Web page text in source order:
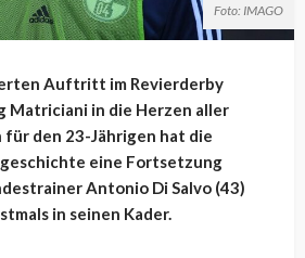
Foto: IMAGO
Auftritt im Revierderby
Matriciani in die Herzen aller
für den 23-Jährigen hat die
eine Fortsetzung
Antonio Di Salvo (43)
in seinen Kader.